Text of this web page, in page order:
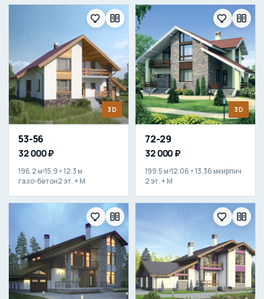
3D
53-56
32 000 ₽
196.2 м²15.9 × 12.3 м
газо-бетон2 эт. + М
3D
72-29
32 000 ₽
199.5 м²12.06 × 13.36 мкирпич
2 эт. + М